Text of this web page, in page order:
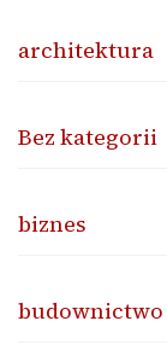
architektura
Bez kategorii
biznes
budownictwo